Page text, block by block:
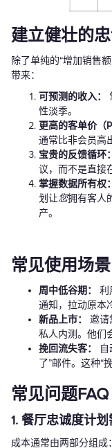
建立健壮的
除了单纯的“增加销售
带来：
可预测的收入：
性淡季。
更高的客单价（
通常比非会员高
宝贵的反馈循环：
议，而不是直接
掌握数据所有权：
划让您拥有客人
产。
常见使用场
周中低谷期：
利
通知，拉动原本
新品上市：
邀请
私人内测。他们
挽回流失客：
了”邮件。这种“
常见问题FAQ
1. 餐厅忠诚度计划
成本通常由两部分组